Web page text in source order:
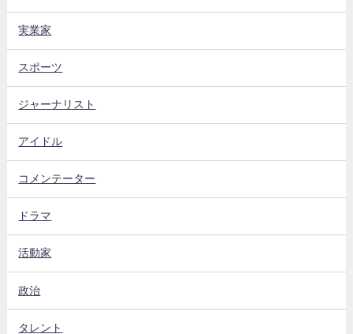
実業家
スポーツ
ジャーナリスト
アイドル
コメンテーター
ドラマ
活動家
政治
タレント